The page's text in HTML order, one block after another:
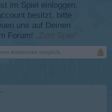
im Spiel einloggen.
besitzt, bitte
uns auf Deinen
Forum! „Zum Spiel“
Antworten möglich.